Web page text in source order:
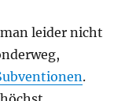
leider nicht
.